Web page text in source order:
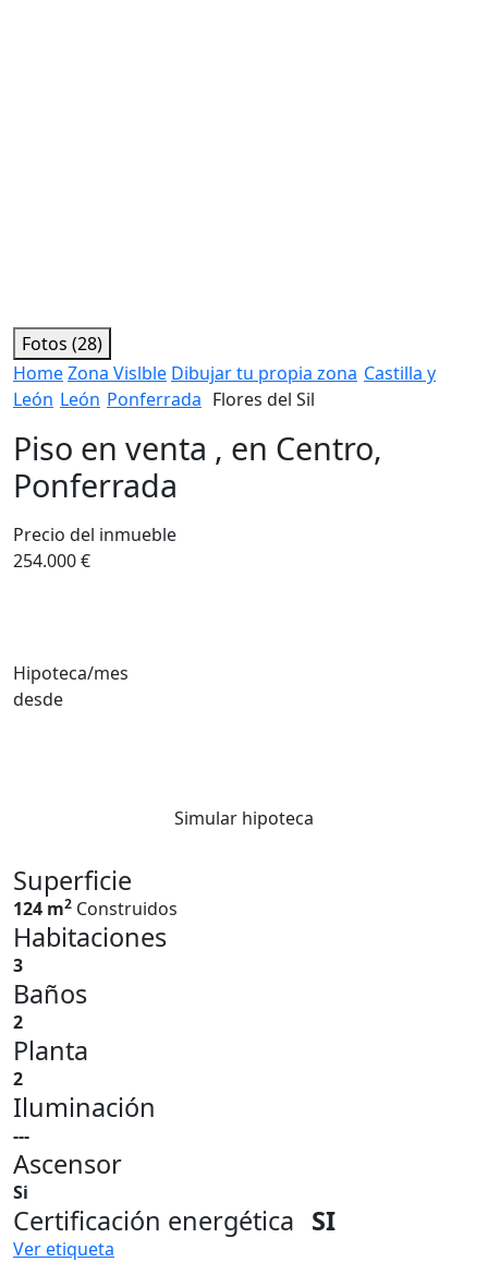
Fotos (28)
HomeZona Vislble Dibujar tu propia zona Castilla y
León León Ponferrada Flores del Sil
Piso en venta , en Centro,
Ponferrada
Precio del inmueble
254.000 €
Hipoteca/mes
desde
Simular hipoteca
Superficie
124 m2 Construidos
Habitaciones
3
Baños
2
Planta
2
Iluminación
---
Ascensor
Si
Certificación energética SI
Ver etiqueta